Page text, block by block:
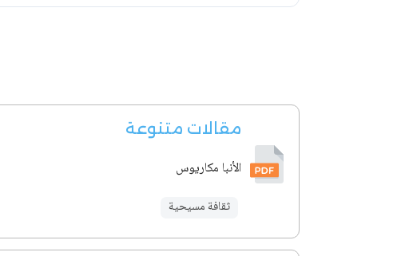
مقالات متنوعة
الأنبا مكاريوس
ثقافة مسيحية